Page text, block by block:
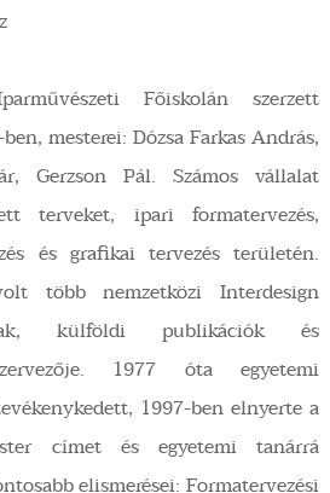
Főiskolán szerzett
mesterei: Dózsa Farkas András,
Gerzson Pál. Számos vállalat
terveket, ipari formatervezés,
és grafikai tervezés területén.
több nemzetközi Interdesign
külföldi publikációk és
1977 óta egyetemi
1997-ben elnyerte a
címet és egyetemi tanárrá
elismerései: Formatervezési